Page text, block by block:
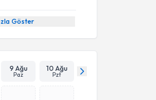
Göster
9 Ağu
Paz
10 Ağu
Pzt